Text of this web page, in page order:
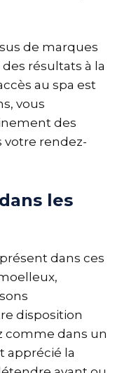
de marques
résultats à la
au spa est
vous
des
votre rendez-
les
dans ces
disposition
comme dans un
apprécié la